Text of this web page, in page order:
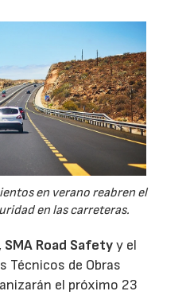
en verano reabren el
en las carreteras.
SMA Road Safetyy el
Técnicos de Obras
el próximo 23